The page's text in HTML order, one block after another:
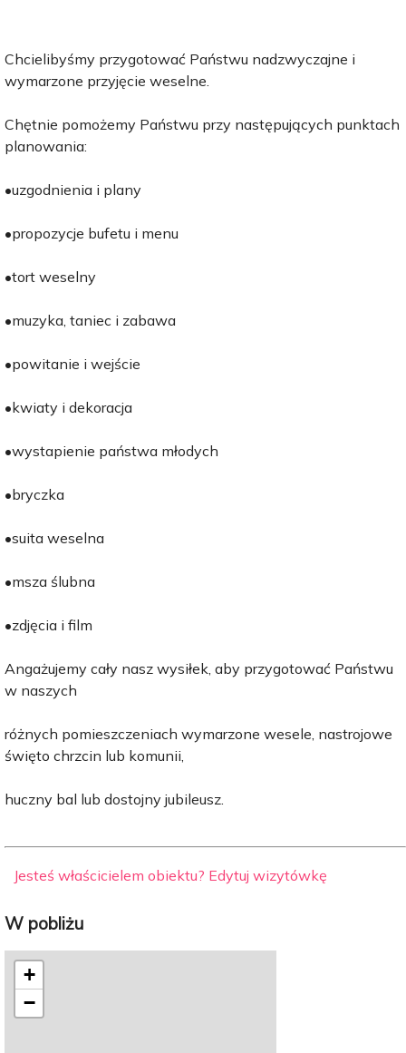
Chcielibyśmy przygotować Państwu nadzwyczajne i
wymarzone przyjęcie weselne.
Chętnie pomożemy Państwu przy następujących punktach
planowania:
•uzgodnienia i plany
•propozycje bufetu i menu
•tort weselny
•muzyka, taniec i zabawa
•powitanie i wejście
•kwiaty i dekoracja
•wystapienie państwa młodych
•bryczka
•suita weselna
•msza ślubna
•zdjęcia i film
Angażujemy cały nasz wysiłek, aby przygotować Państwu
w naszych
różnych pomieszczeniach wymarzone wesele, nastrojowe
święto chrzcin lub komunii,
huczny bal lub dostojny jubileusz.
Jesteś właścicielem obiektu? Edytuj wizytówkę
W pobliżu
+
−